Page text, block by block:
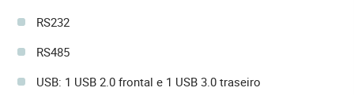
RS232
RS485
USB: 1 USB 2.0 frontal e 1 USB 3.0 traseiro